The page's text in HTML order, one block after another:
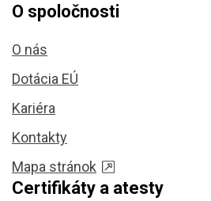
O spoločnosti
O nás
Dotácia EÚ
Kariéra
Kontakty
Mapa stránok
Certifikáty a atesty